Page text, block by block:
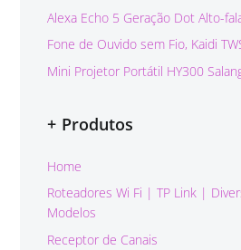
Alexa Echo 5 Geração Dot Alto-
Fone de Ouvido sem Fio, Kaidi
Mini Projetor Portátil HY300
+ Produtos
Home
Roteadores Wi Fi | TP Link |
Modelos
Receptor de Canais